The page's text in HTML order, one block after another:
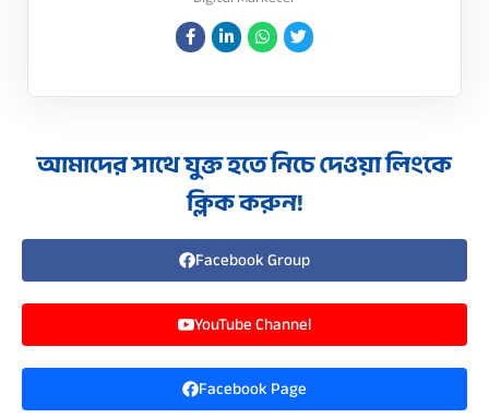
আমাদের সাথে যুক্ত হতে নিচে দেওয়া লিংকে
ক্লিক করুন!
Facebook Group
YouTube Channel
Facebook Page